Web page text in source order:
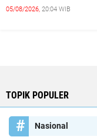
05/08/2026, 20:04 WIB
TOPIK POPULER
Nasional